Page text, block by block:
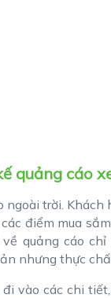
quảng cáo
ngoài trời.
điểm mua
quảng cáo
nhưng thực
vào các chi